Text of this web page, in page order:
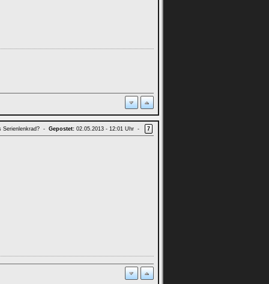
Serienlenkrad? - Gepostet: 02.05.2013 - 12:01 Uhr - 7